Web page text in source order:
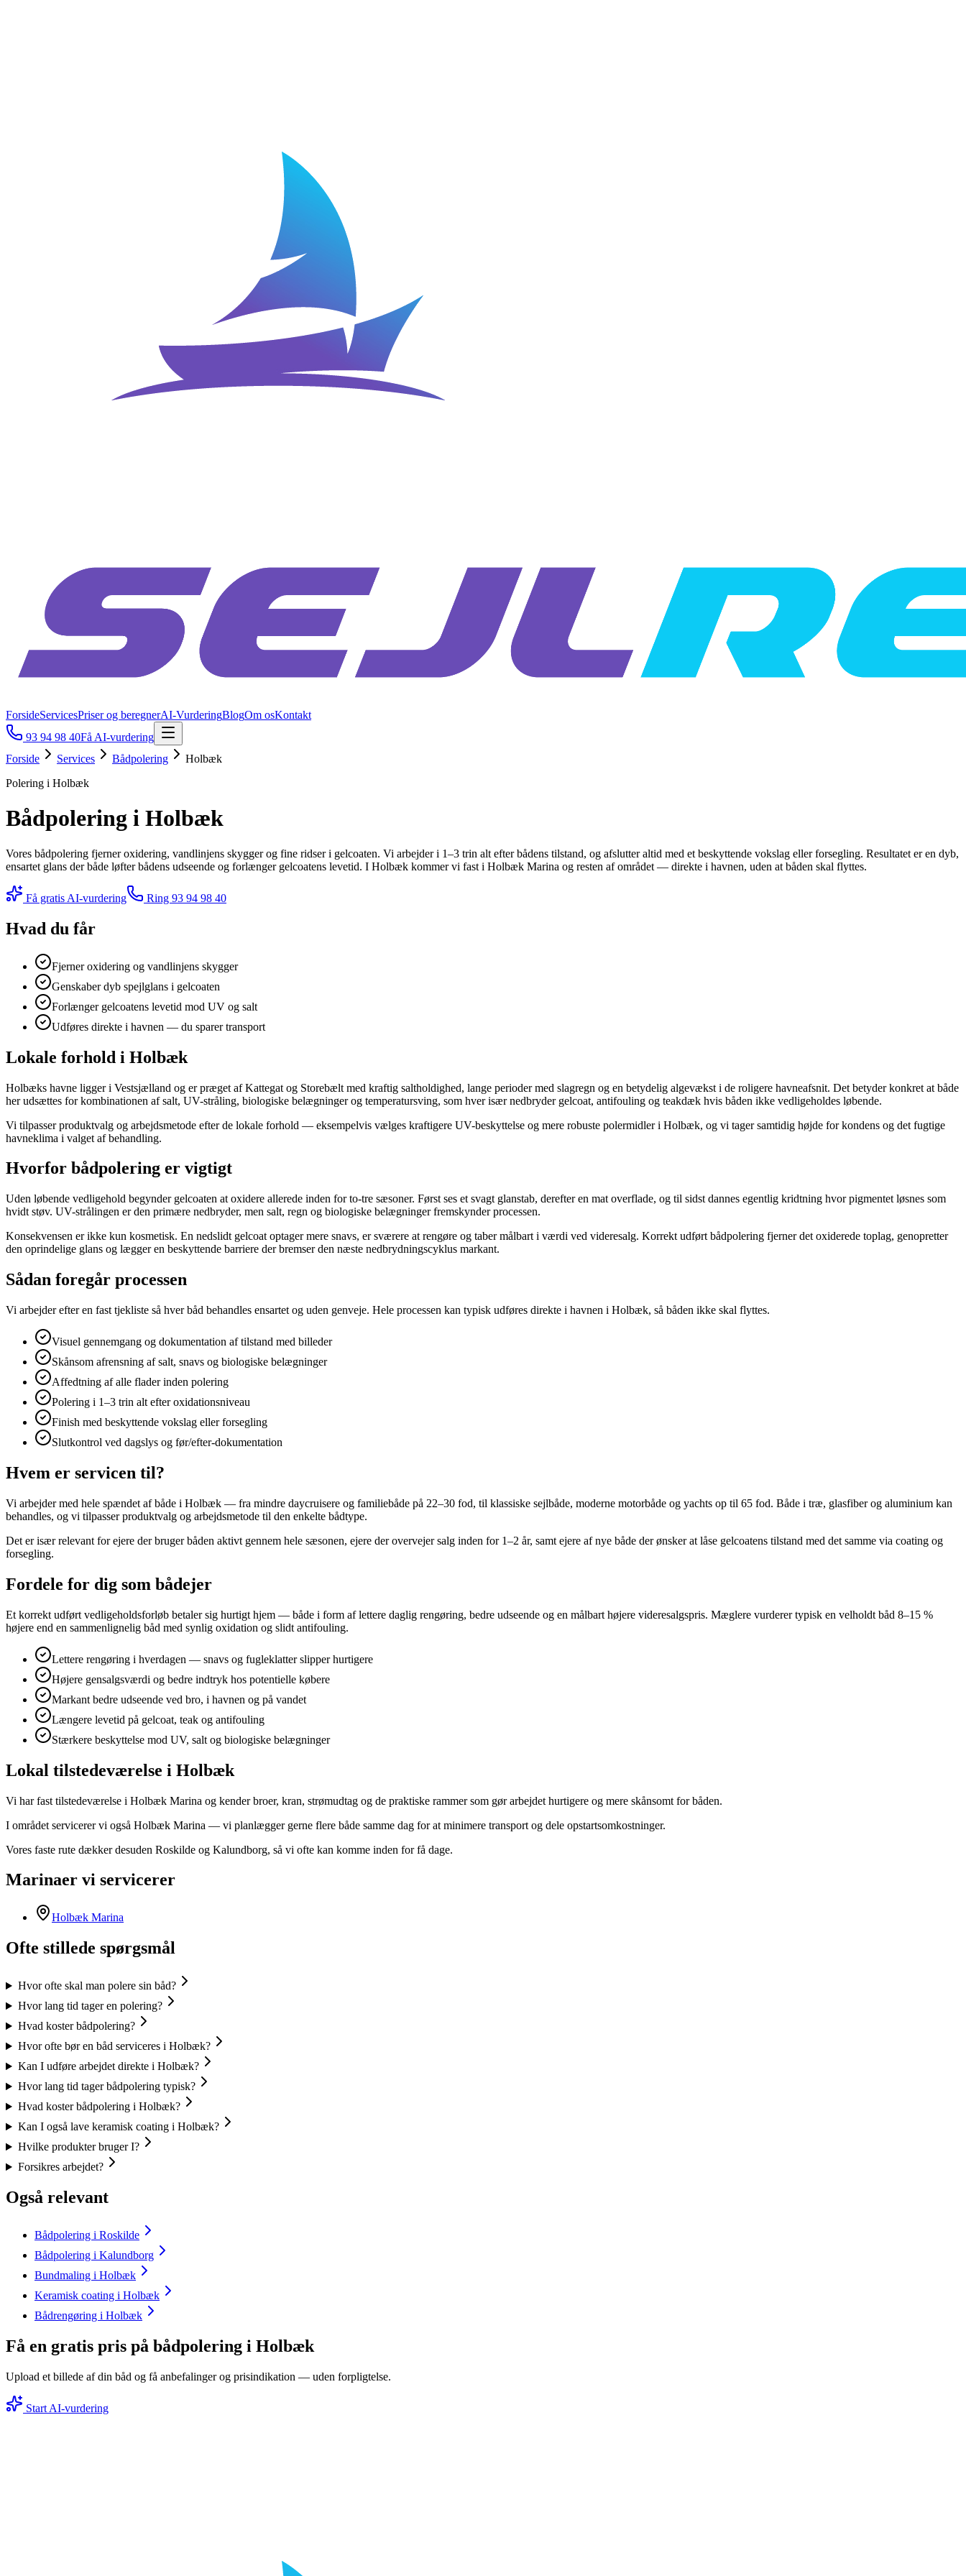
ForsideServicesPriser og beregnerAI-VurderingBlogOm osKontakt
93 94 98 40Få AI-vurdering
Forside
Services Bådpolering
Holbæk
Polering i Holbæk
Bådpolering i Holbæk
Vores bådpolering fjerner oxidering, vandlinjens skygger og fine ridser i gelcoaten. Vi arbejder i 1–3 trin alt efter bådens tilstand, og afslutter altid med et beskyttende vokslag eller forsegling. Resultatet er en dyb,
ensartet glans der både løfter bådens udseende og forlænger gelcoatens levetid. I Holbæk kommer vi fast i Holbæk Marina og resten af området — direkte i havnen, uden at båden skal flyttes.
Få gratis AI-vurdering Ring 93 94 98 40
Hvad du får
Fjerner oxidering og vandlinjens skygger
Genskaber dyb spejlglans i gelcoaten
Forlænger gelcoatens levetid mod UV og salt
Udføres direkte i havnen — du sparer transport
Lokale forhold i Holbæk
Holbæks havne ligger i Vestsjælland og er præget af Kattegat og Storebælt med kraftig saltholdighed, lange perioder med slagregn og en betydelig algevækst i de roligere havneafsnit. Det betyder konkret at både
her udsættes for kombinationen af salt, UV-stråling, biologiske belægninger og temperatursving, som hver især nedbryder gelcoat, antifouling og teakdæk hvis båden ikke vedligeholdes løbende.
Vi tilpasser produktvalg og arbejdsmetode efter de lokale forhold — eksempelvis vælges kraftigere UV-beskyttelse og mere robuste polermidler i Holbæk, og vi tager samtidig højde for kondens og det fugtige
havneklima i valget af behandling.
Hvorfor bådpolering er vigtigt
Uden løbende vedligehold begynder gelcoaten at oxidere allerede inden for to-tre sæsoner. Først ses et svagt glanstab, derefter en mat overflade, og til sidst dannes egentlig kridtning hvor pigmentet løsnes som
hvidt støv. UV-strålingen er den primære nedbryder, men salt, regn og biologiske belægninger fremskynder processen.
Konsekvensen er ikke kun kosmetisk. En nedslidt gelcoat optager mere snavs, er sværere at rengøre og taber målbart i værdi ved videresalg. Korrekt udført bådpolering fjerner det oxiderede toplag, genopretter
den oprindelige glans og lægger en beskyttende barriere der bremser den næste nedbrydningscyklus markant.
Sådan foregår processen
Vi arbejder efter en fast tjekliste så hver båd behandles ensartet og uden genveje. Hele processen kan typisk udføres direkte i havnen i Holbæk, så båden ikke skal flyttes.
Visuel gennemgang og dokumentation af tilstand med billeder
Skånsom afrensning af salt, snavs og biologiske belægninger
Affedtning af alle flader inden polering
Polering i 1–3 trin alt efter oxidationsniveau
Finish med beskyttende vokslag eller forsegling
Slutkontrol ved dagslys og før/efter-dokumentation
Hvem er servicen til?
Vi arbejder med hele spændet af både i Holbæk — fra mindre daycruisere og familiebåde på 22–30 fod, til klassiske sejlbåde, moderne motorbåde og yachts op til 65 fod. Både i træ, glasfiber og aluminium kan
behandles, og vi tilpasser produktvalg og arbejdsmetode til den enkelte bådtype.
Det er især relevant for ejere der bruger båden aktivt gennem hele sæsonen, ejere der overvejer salg inden for 1–2 år, samt ejere af nye både der ønsker at låse gelcoatens tilstand med det samme via coating og
forsegling.
Fordele for dig som bådejer
Et korrekt udført vedligeholdsforløb betaler sig hurtigt hjem — både i form af lettere daglig rengøring, bedre udseende og en målbart højere videresalgspris. Mæglere vurderer typisk en velholdt båd 8–15 %
højere end en sammenlignelig båd med synlig oxidation og slidt antifouling.
Lettere rengøring i hverdagen — snavs og fugleklatter slipper hurtigere
Højere gensalgsværdi og bedre indtryk hos potentielle købere
Markant bedre udseende ved bro, i havnen og på vandet
Længere levetid på gelcoat, teak og antifouling
Stærkere beskyttelse mod UV, salt og biologiske belægninger
Lokal tilstedeværelse i Holbæk
Vi har fast tilstedeværelse i Holbæk Marina og kender broer, kran, strømudtag og de praktiske rammer som gør arbejdet hurtigere og mere skånsomt for båden.
I området servicerer vi også Holbæk Marina — vi planlægger gerne flere både samme dag for at minimere transport og dele opstartsomkostninger.
Vores faste rute dækker desuden Roskilde og Kalundborg, så vi ofte kan komme inden for få dage.
Marinaer vi servicerer
Holbæk Marina
Ofte stillede spørgsmål
Hvor ofte skal man polere sin båd?
Hvor lang tid tager en polering?
Hvad koster bådpolering?
Hvor ofte bør en båd serviceres i Holbæk?
Kan I udføre arbejdet direkte i Holbæk?
Hvor lang tid tager bådpolering typisk?
Hvad koster bådpolering i Holbæk?
Kan I også lave keramisk coating i Holbæk?
Hvilke produkter bruger I?
Forsikres arbejdet?
Også relevant
Bådpolering i Roskilde
Bådpolering i Kalundborg
Bundmaling i Holbæk
Keramisk coating i Holbæk
Bådrengøring i Holbæk
Få en gratis pris på bådpolering i Holbæk
Upload et billede af din båd og få anbefalinger og prisindikation — uden forpligtelse.
Start AI-vurdering